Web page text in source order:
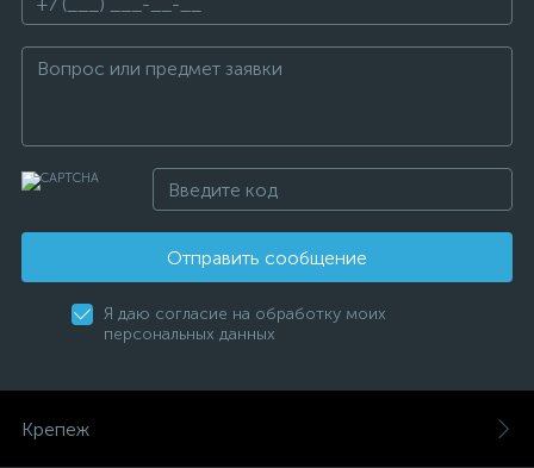
Отправить сообщение
Я даю согласие на обработку моих
персональных данных
Крепеж